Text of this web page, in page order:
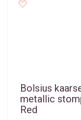
Bolsius
metallic
Red